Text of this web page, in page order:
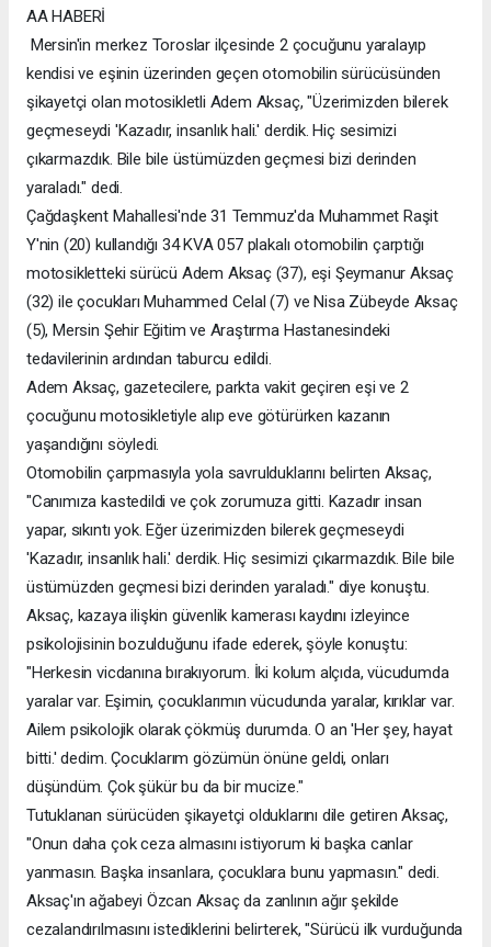
AA HABERİ
Mersin'in merkez Toroslar ilçesinde 2 çocuğunu yaralayıp
kendisi ve eşinin üzerinden geçen otomobilin sürücüsünden
şikayetçi olan motosikletli Adem Aksaç, "Üzerimizden bilerek
geçmeseydi 'Kazadır, insanlık hali.' derdik. Hiç sesimizi
çıkarmazdık. Bile bile üstümüzden geçmesi bizi derinden
yaraladı." dedi.
Çağdaşkent Mahallesi'nde 31 Temmuz'da Muhammet Raşit
Y'nin (20) kullandığı 34 KVA 057 plakalı otomobilin çarptığı
motosikletteki sürücü Adem Aksaç (37), eşi Şeymanur Aksaç
(32) ile çocukları Muhammed Celal (7) ve Nisa Zübeyde Aksaç
(5), Mersin Şehir Eğitim ve Araştırma Hastanesindeki
tedavilerinin ardından taburcu edildi.
Adem Aksaç, gazetecilere, parkta vakit geçiren eşi ve 2
çocuğunu motosikletiyle alıp eve götürürken kazanın
yaşandığını söyledi.
Otomobilin çarpmasıyla yola savrulduklarını belirten Aksaç,
"Canımıza kastedildi ve çok zorumuza gitti. Kazadır insan
yapar, sıkıntı yok. Eğer üzerimizden bilerek geçmeseydi
'Kazadır, insanlık hali.' derdik. Hiç sesimizi çıkarmazdık. Bile bile
üstümüzden geçmesi bizi derinden yaraladı." diye konuştu.
Aksaç, kazaya ilişkin güvenlik kamerası kaydını izleyince
psikolojisinin bozulduğunu ifade ederek, şöyle konuştu:
"Herkesin vicdanına bırakıyorum. İki kolum alçıda, vücudumda
yaralar var. Eşimin, çocuklarımın vücudunda yaralar, kırıklar var.
Ailem psikolojik olarak çökmüş durumda. O an 'Her şey, hayat
bitti.' dedim. Çocuklarım gözümün önüne geldi, onları
düşündüm. Çok şükür bu da bir mucize."
Tutuklanan sürücüden şikayetçi olduklarını dile getiren Aksaç,
"Onun daha çok ceza almasını istiyorum ki başka canlar
yanmasın. Başka insanlara, çocuklara bunu yapmasın." dedi.
Aksaç'ın ağabeyi Özcan Aksaç da zanlının ağır şekilde
cezalandırılmasını istediklerini belirterek, "Sürücü ilk vurduğunda